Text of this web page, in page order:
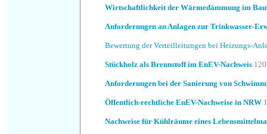
Wirtschaftlichkeit der Wärmedämmung im
Anforderungen an Anlagen zur Trinkwasser-
Bewertung der Verteilleitungen bei Heizungs-
Stückholz als Brennstoff im EnEV-Nachweis
Anforderungen bei der Sanierung von
Öffentlich-rechtliche EnEV-Nachweise in NRW
Nachweise für Kühlräume eines